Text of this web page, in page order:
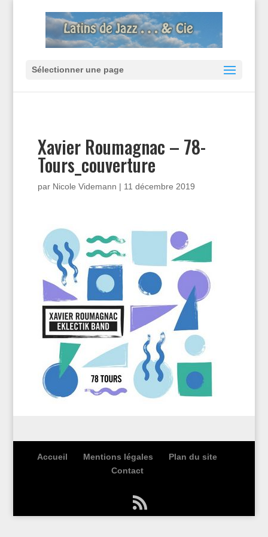
Sélectionner une page
Xavier Roumagnac – 78-
Tours_couverture
par Nicole Videmann | 11 décembre 2019
Accueil Mentions légales
Plan du site
Contact